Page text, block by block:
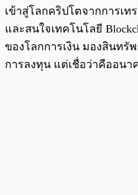
เข้าสู่โลกคริปโตจากการเท
และสนใจเทคโนโลยี
ของโลกการเงิน มองสินทรั
การลงทุน แต่เชื่อว่าคืออนา